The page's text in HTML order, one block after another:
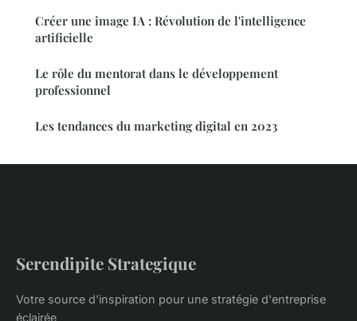
Créer une image IA : Révolution de l'intelligence
artificielle
Le rôle du mentorat dans le développement
professionnel
Les tendances du marketing digital en 2023
Serendipite Strategique
Votre source d'inspiration pour une stratégie d'entreprise
éclairée